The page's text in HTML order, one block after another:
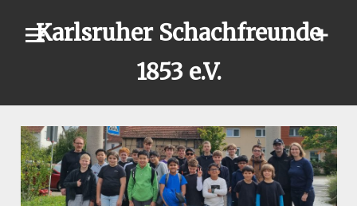
Karlsruher Schachfreunde
1853 e.V.